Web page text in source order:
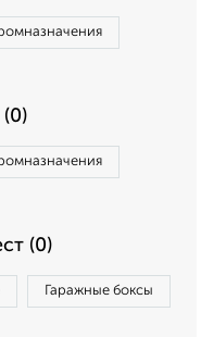
(0)
Гаражные боксы